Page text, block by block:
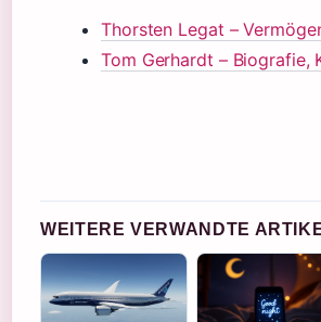
Thorsten Legat –
Tom Gerhardt – Biografie,
WEITERE VERWANDTE